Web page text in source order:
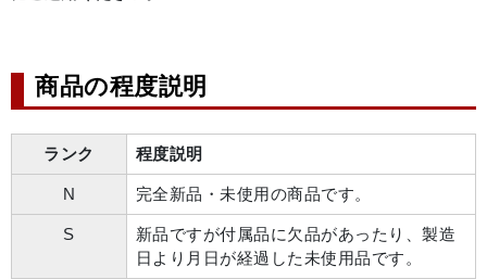
商品の程度説明
ランク 程度説明
N 完全新品・未使用の商品です。
S
新品ですが付属品に欠品があったり、製造
日より月日が経過した未使用品です。